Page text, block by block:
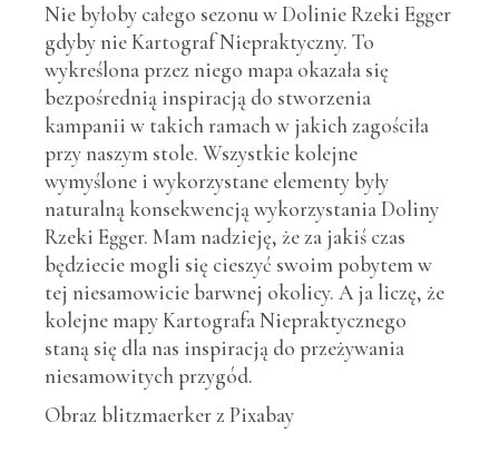
Nie byłoby całego sezonu w Dolinie Rzeki Egger
gdyby nie Kartograf Niepraktyczny. To
wykreślona przez niego mapa okazała się
bezpośrednią inspiracją do stworzenia
kampanii w takich ramach w jakich zagościła
przy naszym stole. Wszystkie kolejne
wymyślone i wykorzystane elementy były
naturalną konsekwencją wykorzystania Doliny
Rzeki Egger. Mam nadzieję, że za jakiś czas
będziecie mogli się cieszyć swoim pobytem w
tej niesamowicie barwnej okolicy. A ja liczę, że
kolejne mapy Kartografa Niepraktycznego
staną się dla nas inspiracją do przeżywania
niesamowitych przygód.
Obraz blitzmaerker z Pixabay